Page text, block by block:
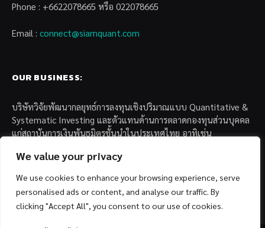
We value your privacy
We use cookies to enhance your browsing experience, serve
personalised ads or content, and analyse our traffic. By
clicking "Accept All", you consent to our use of cookies.
Phone : +6622078665 หรือ 022078665
Email : connect@siamquant.com
OUR BUSINESS:
บริษัทวิจัยพัฒนากลยุทธ์การลงทุนเชิงปริมาณแบบ Quantitative &
Systematic Investing และตัวแทนด้านการตลาดกองทุนส่วนบุคคล
แก่สถาบันการเงินพันธมิตรชั้นนำในประเทศไทย อาทิเช่น
– บล. กรุงไทย เอ็กซ์สปริง จำกัด
– บล. ฟิลลิป (ประเทศไทย) จำกัด (มหาชน)